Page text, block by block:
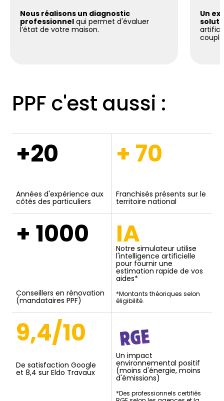
Nous réalisons un diagnostic
professionnel qui permet d'évaluer
l’état de votre maison.
Un
PPF c'est aussi :
+20
Années d'expérience aux
côtés des particuliers
+ 70
Franchisés présents sur le
territoire national
+ 1000
Conseillers en rénovation
(mandataires PPF)
IA
Notre simulateur utilise
l'intelligence artificielle
pour fournir une
estimation rapide de vos
aides*
*Montants théoriques selon
éligibilité.
9,4/10
De satisfaction Google
et 8,4 sur Eldo Travaux
Un impact
environnemental positif
(moins d'énergie, moins
d'émissions)
*Des professionnels certifiés